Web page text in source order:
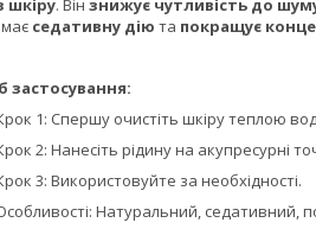
шкіру. Він знижує чутливість до
седативну дію та покращує
застосування:
1: Спершу очистіть шкіру теплою
2: Нанесіть рідину на акупресурні
3: Використовуйте за необхідності.
Натуральний, седативний,